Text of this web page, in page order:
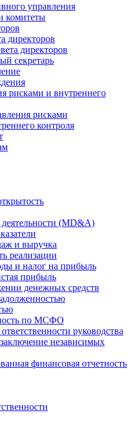
управления
комитеты
директоров
директоров
секретарь
рисками и внутреннего
рисками
контроля
(MD&A)
и выручка
реализации
и налог на прибыль
прибыль
денежных средств
по МСФО
руководства
независимых
финансовая отчетность